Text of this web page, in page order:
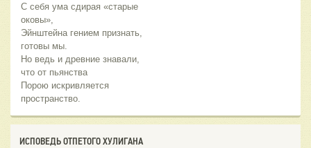
С себя ума сдирая «старые
оковы»,
Эйнштейна гением признать,
готовы мы.
Но ведь и древние знавали,
что от пьянства
Порою искривляется
пространство.
ИСПОВЕДЬ ОТПЕТОГО ХУЛИГАНА